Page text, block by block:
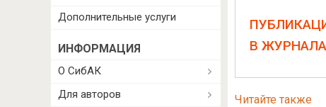
В
Читайте также
Дополнительные услуги
ИНФОРМАЦИЯ
О СибАК
Для авторов